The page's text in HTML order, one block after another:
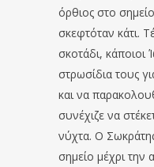
όρθιος στο
σκεφτόταν κάτι.
σκοτάδι, κάποιοι
στρωσίδια τους
και να
συνέχιζε να
νύχτα. Ο
σημείο μέχρι την